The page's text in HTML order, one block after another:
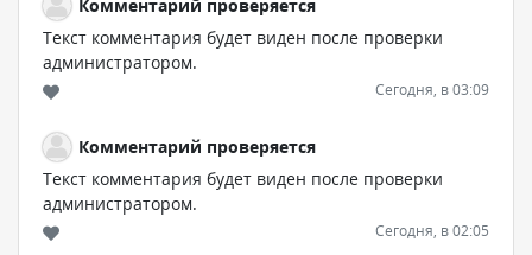
Комментарий проверяется
Текст комментария будет виден после проверки
администратором.
Сегодня, в 03:09
Комментарий проверяется
Текст комментария будет виден после проверки
администратором.
Сегодня, в 02:05